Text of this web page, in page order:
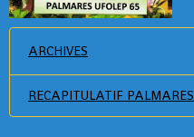
ARCHIVES
RECAPITULATIF PALMARES